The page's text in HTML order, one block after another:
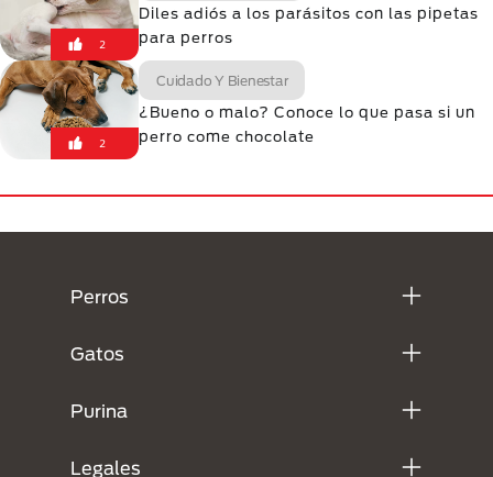
2
Diles adiós a los parásitos con las pipetas
para perros
2
Cuidado Y Bienestar
¿Bueno o malo? Conoce lo que pasa si un
perro come chocolate
Perros
Gatos
Purina
Legales